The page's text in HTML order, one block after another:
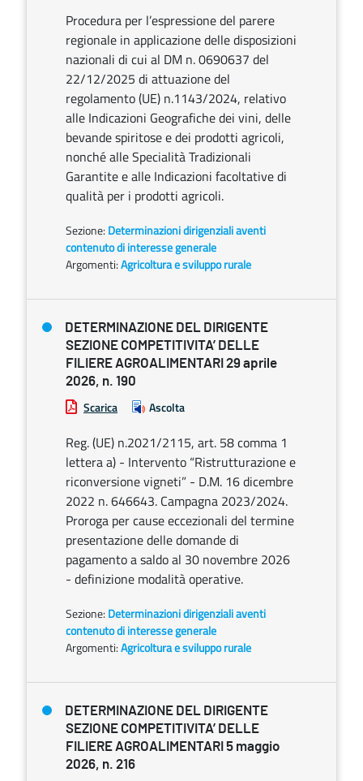
Procedura per l’espressione del parere
regionale in applicazione delle disposizioni
nazionali di cui al DM n. 0690637 del
22/12/2025 di attuazione del
regolamento (UE) n.1143/2024, relativo
alle Indicazioni Geografiche dei vini, delle
bevande spiritose e dei prodotti agricoli,
nonché alle Specialità Tradizionali
Garantite e alle Indicazioni facoltative di
qualità per i prodotti agricoli.
Sezione: Determinazioni dirigenziali aventi
contenuto di interesse generale
Argomenti:Agricoltura e sviluppo rurale
DETERMINAZIONE DEL DIRIGENTE
SEZIONE COMPETITIVITA’ DELLE
FILIERE AGROALIMENTARI 29 aprile
2026, n. 190
Scarica Ascolta
Reg. (UE) n.2021/2115, art. 58 comma 1
lettera a) - Intervento “Ristrutturazione e
riconversione vigneti” - D.M. 16 dicembre
2022 n. 646643. Campagna 2023/2024.
Proroga per cause eccezionali del termine
presentazione delle domande di
pagamento a saldo al 30 novembre 2026
- definizione modalità operative.
Sezione: Determinazioni dirigenziali aventi
contenuto di interesse generale
Argomenti:Agricoltura e sviluppo rurale
DETERMINAZIONE DEL DIRIGENTE
SEZIONE COMPETITIVITA’ DELLE
FILIERE AGROALIMENTARI 5 maggio
2026, n. 216